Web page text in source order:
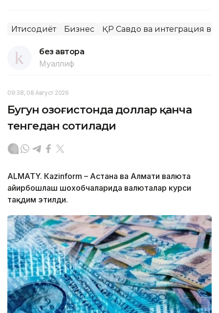
Иқтисодиёт Бизнес ҚР Савдо ва интеграция
без автора
Муаллиф
09:38, 08 Август 2026
Бугун Қозоғистонда доллар қанча
тенгедан сотилади
ALMATY. Кazinform – Астана ва Алмати валюта
айирбошлаш шохобчаларида валюталар курси
тақдим этилди.